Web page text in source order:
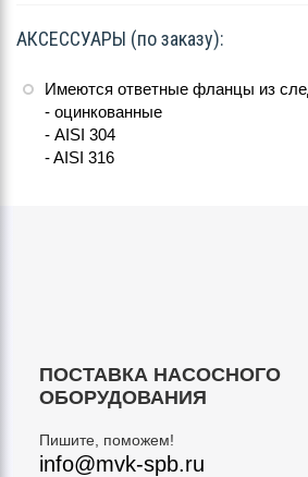
АКСЕССУАРЫ (по заказу):
Имеются ответные фланцы из
- оцинкованные
- AISI 304
- AISI 316
ПОСТАВКА НАСОСНОГО
ОБОРУДОВАНИЯ
Пишите, поможем!
info@mvk-spb.ru